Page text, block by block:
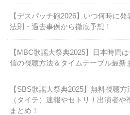
【デスパッチ砲2026】いつ何時に発
法則・過去事例から徹底予想！
【MBC歌謡大祭典2025】日本時間
信の視聴方法＆タイムテーブル最新
【SBS歌謡大祭典2025】無料視聴
（タイテ）速報やセトリ！出演者や
まとめ！